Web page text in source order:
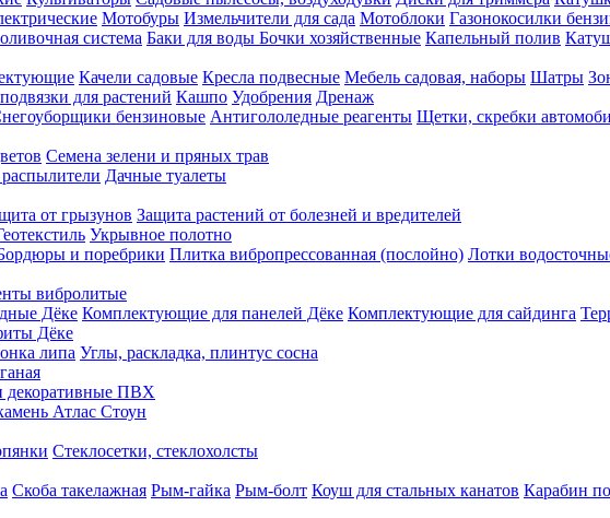
Мотобуры Измельчители для сада Мотоблоки Газонокосилки
система Баки для воды Бочки хозяйственные Капельный полив
Качели садовые Кресла подвесные Мебель садовая, наборы Шатры
для растений Кашпо Удобрения Дренаж
бензиновые Антигололедные реагенты Щетки, скребки
Семена зелени и пряных трав
Дачные туалеты
от грызунов Защита растений от болезней и вредителей
Укрывное полотно
и поребрики Плитка вибропрессованная (послойно) Лотки
вибролитые
Дёке Комплектующие для панелей Дёке Комплектующие для сайдинга
Дёке
липа Углы, раскладка, плинтус сосна
декоративные ПВХ
Атлас Стоун
Стеклосетки, стеклохолсты
Скоба такелажная Рым-гайка Рым-болт Коуш для стальных канатов Карабин